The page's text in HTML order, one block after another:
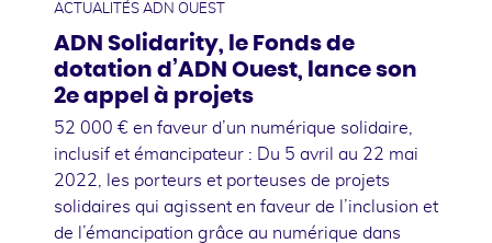
ACTUALITÉS ADN OUEST
ADN Solidarity, le Fonds de
dotation d’ADN Ouest, lance son
2e appel à projets
52 000 € en faveur d’un numérique solidaire,
inclusif et émancipateur : Du 5 avril au 22 mai
2022, les porteurs et porteuses de projets
solidaires qui agissent en faveur de l’inclusion et
de l’émancipation grâce au numérique dans